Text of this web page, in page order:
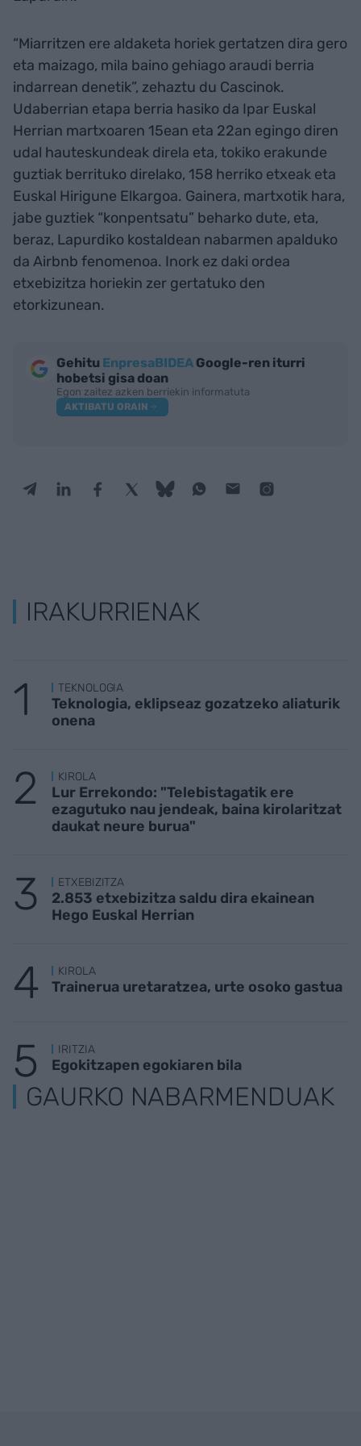
“Miarritzen ere aldaketa horiek gertatzen dira gero
eta maizago, mila baino gehiago araudi berria
indarrean denetik”, zehaztu du Cascinok.
Udaberrian etapa berria hasiko da Ipar Euskal
Herrian martxoaren 15ean eta 22an egingo diren
udal hauteskundeak direla eta, tokiko erakunde
guztiak berrituko direlako, 158 herriko etxeak eta
Euskal Hirigune Elkargoa. Gainera, martxotik hara,
jabe guztiek “konpentsatu” beharko dute, eta,
beraz, Lapurdiko kostaldean nabarmen apalduko
da Airbnb fenomenoa. Inork ez daki ordea
etxebizitza horiekin zer gertatuko den
etorkizunean.
Gehitu EnpresaBIDEA Google-ren iturri
hobetsi gisa doan
Egon zaitez azken berriekin informatuta
AKTIBATU ORAIN
IRAKURRIENAK
TEKNOLOGIA
Teknologia, eklipseaz gozatzeko aliaturik
onena
KIROLA
Lur Errekondo: "Telebistagatik ere
ezagutuko nau jendeak, baina kirolaritzat
daukat neure burua"
ETXEBIZITZA
2.853 etxebizitza saldu dira ekainean
Hego Euskal Herrian
KIROLA
Trainerua uretaratzea, urte osoko gastua
IRITZIA
Egokitzapen egokiaren bila
GAURKO NABARMENDUAK